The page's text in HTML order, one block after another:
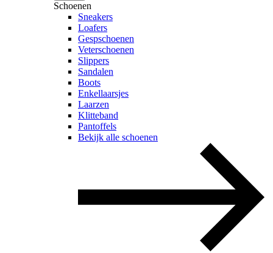
Schoenen
Sneakers
Loafers
Gespschoenen
Veterschoenen
Slippers
Sandalen
Boots
Enkellaarsjes
Laarzen
Klitteband
Pantoffels
Bekijk alle schoenen